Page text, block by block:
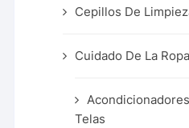
Cepillos De
Cuidado De La Ropa
Telas